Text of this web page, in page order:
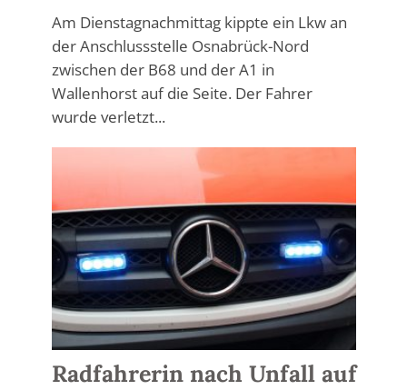
Am Dienstagnachmittag kippte ein Lkw an
der Anschlussstelle Osnabrück-Nord
zwischen der B68 und der A1 in
Wallenhorst auf die Seite. Der Fahrer
wurde verletzt...
Radfahrerin nach Unfall auf